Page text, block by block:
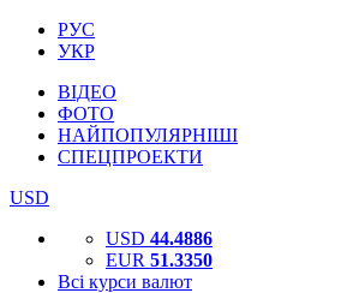
РУС
УКР
ВІДЕО
ФОТО
НАЙПОПУЛЯРНІШІ
СПЕЦПРОЕКТИ
USD
USD 44.4886
EUR 51.3350
Всі курси валют